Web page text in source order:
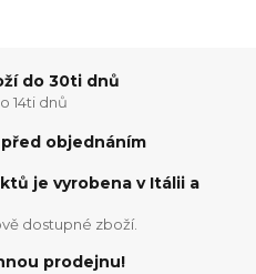
do 30ti dnů
14ti dnů
objednáním
je vyrobena v Itálii a
dostupné zboží.
prodejnu!